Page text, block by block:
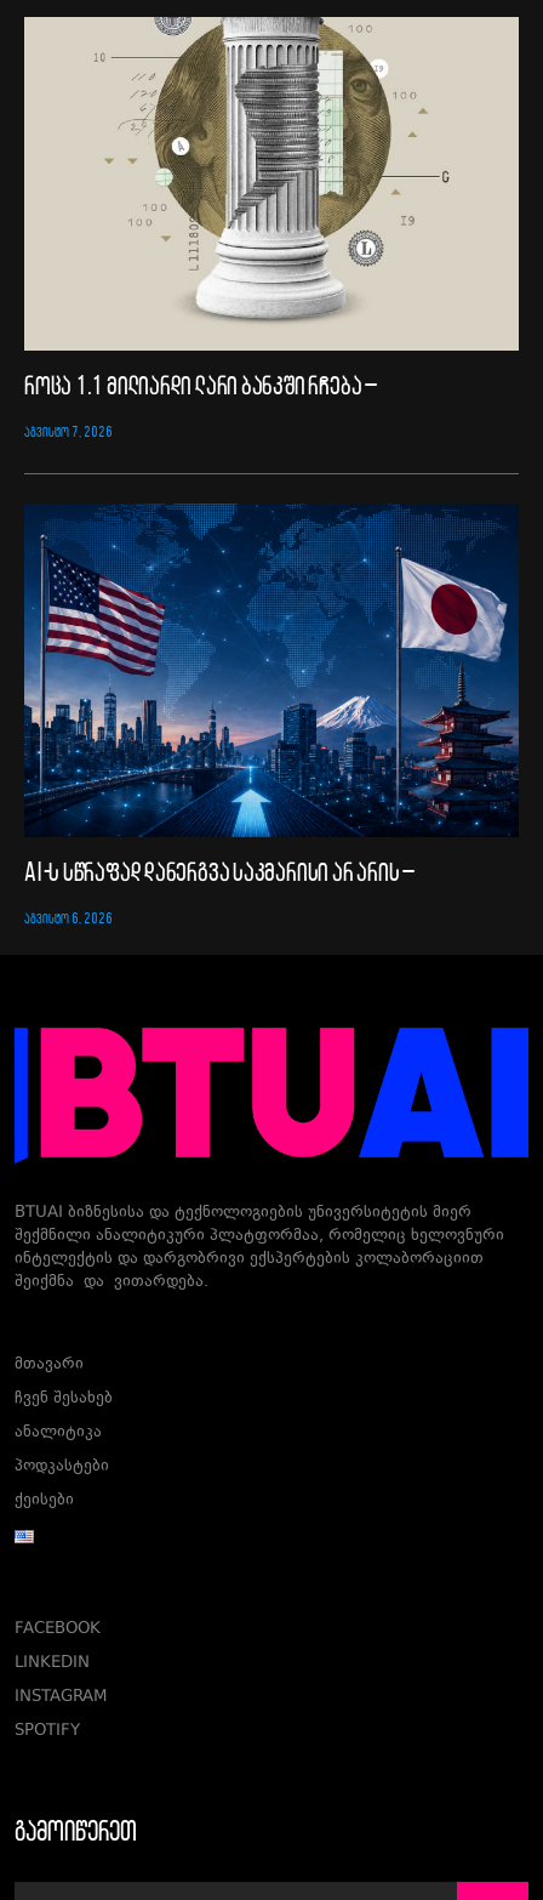
როცა 1.1 მილიარდი ლარი ბანკში რჩება –
ᲐᲒᲕᲘᲡᲢᲝ 7, 2026
AI-ს სწრაფად დანერგვა საკმარისი არ არის –
ᲐᲒᲕᲘᲡᲢᲝ 6, 2026
BTUAI ბიზნესისა და ტექნოლოგიების უნივერსიტეტის მიერ
შექმნილი ანალიტიკური პლატფორმაა, რომელიც ხელოვნური
ინტელექტის და დარგობრივი ექსპერტების კოლაბორაციით
შეიქმნა და ვითარდება.
მთავარი
ჩვენ შესახებ
ანალიტიკა
პოდკასტები
ქეისები
FACEBOOK
LINKEDIN
INSTAGRAM
SPOTIFY
გამოიწერეთ